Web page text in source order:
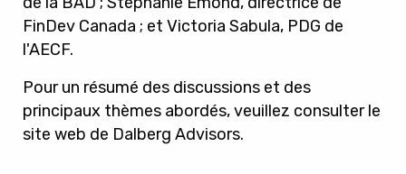
FinDev Canada ; et Victoria Sabula, PDG de
l'AECF.
Pour un résumé des discussions et des
principaux thèmes abordés, veuillez consulter le
site web de Dalberg Advisors.